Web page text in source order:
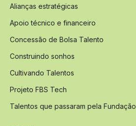
Alianças estratégicas
Apoio técnico e financeiro
Concessão de Bolsa Talento
Construindo sonhos
Cultivando Talentos
Projeto FBS Tech
Talentos que passaram pela Fundação